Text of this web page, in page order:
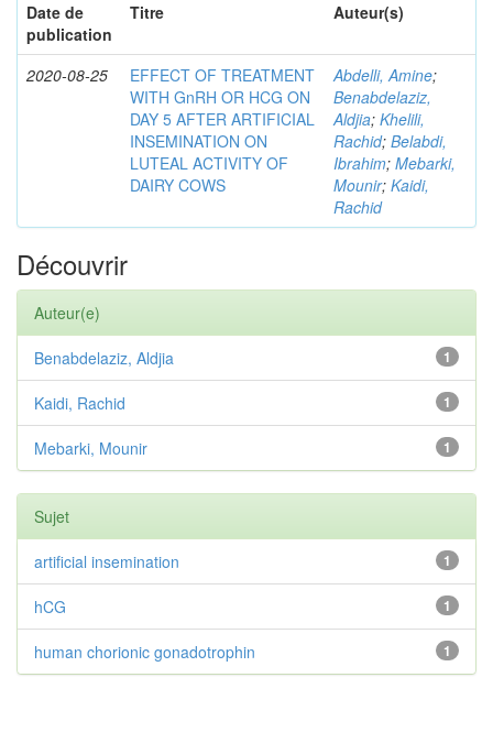
Date de
publication
Titre Auteur(s)
2020-08-25
EFFECT OF TREATMENT
WITH GnRH OR HCG ON
DAY 5 AFTER ARTIFICIAL
INSEMINATION ON
LUTEAL ACTIVITY OF
DAIRY COWS
Abdelli, Amine;
Benabdelaziz,
Aldjia; Khelili,
Rachid; Belabdi,
Ibrahim; Mebarki,
Mounir; Kaidi,
Rachid
Découvrir
Auteur(e)
1
Benabdelaziz, Aldjia
1
Kaidi, Rachid
1
Mebarki, Mounir
Sujet
1
artificial insemination
1
hCG
1
human chorionic gonadotrophin